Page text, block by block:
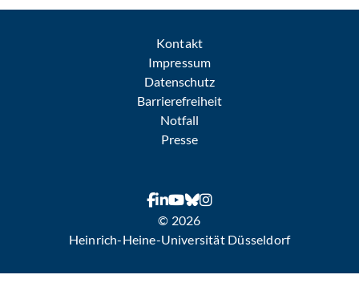
Kontakt
Impressum
Datenschutz
Barrierefreiheit
Notfall
Presse
© 2026
Heinrich-Heine-Universität Düsseldorf